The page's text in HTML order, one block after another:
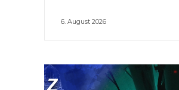
6. August 2026